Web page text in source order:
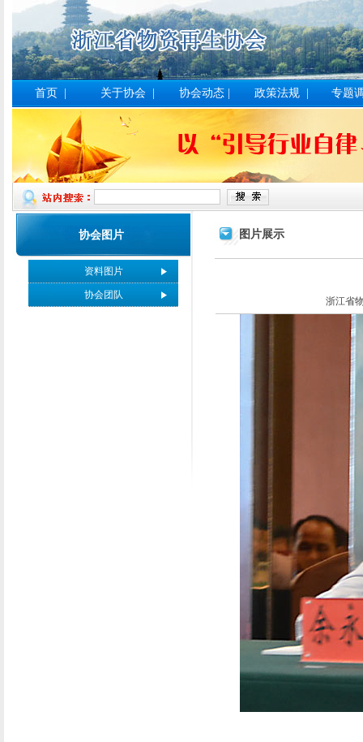
首页 关于协会 协会动态 政策法规 专题
协会图片
资料图片
协会团队
图片展示
浙江省